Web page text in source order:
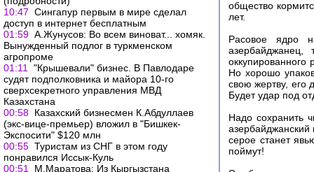
10:47 Сингапур первым в мире сделал
доступ в интернет бесплатным
01:59 А.Жунусов: Во всем виноват... хомяк.
Вынужденный подлог в туркменском
агропроме
01:11
"Крышевали" бизнес. В Павлодаре
судят подполковника и майора 10-го
сверхсекретного управления МВД
Казахстана
00:58 Казахский бизнесмен К.Абдуллаев
(экс-вице-премьер) вложил в "Бишкек-
Экспосити" $120 млн
00:55 Туристам из СНГ в этом году
понравился Иссык-Куль
00:51
М.Маратова: Из Кыргызстана
общество
лет.
Расовое ядро
оккупированного
Но хорошо
свою жертву, его
Будет удар под
Надо сохранить
азербайджанский
серое станет
поймут!